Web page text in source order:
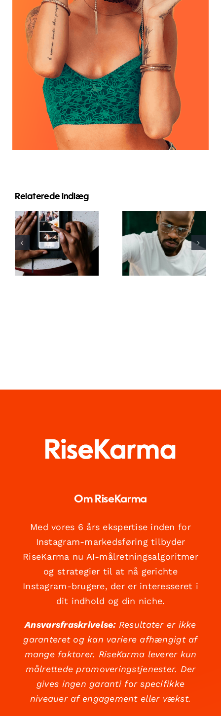
Relaterede indlæg
Bedste apps
til at
animere
fotos til
fængende
Facebook-
Top 17
Avancerede
Tips til at
Forstå
TikTok
Om RiseKarma
Med vores 6 års ekspertise inden for
Instagram-markedsføring tilbyder
RiseKarma nu AI-målretningsalgoritmer
og strategier til at nå gerichte
Instagram-brugere, der er interesseret i
dit indhold og din niche.
Ansvarsfraskrivelse:Resultater er ikke
garanteret og kan variere afhængigt af
mange faktorer. RiseKarma leverer kun
målrettede promoveringstjenester. Der
gives ingen garanti for specifikke
niveauer af engagement eller vækst.